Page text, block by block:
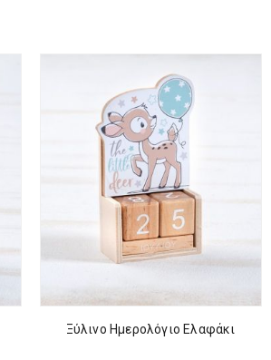
Ξύλινο Ημερολόγιο Ελαφάκι